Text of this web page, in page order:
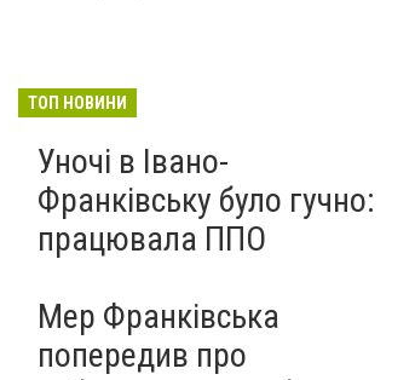
Франківець під прикриттям підприємця-
ТОП НОВИНИ
Уночі в Івано-
Франківську було гучно:
працювала ППО
Мер Франківська
попередив про